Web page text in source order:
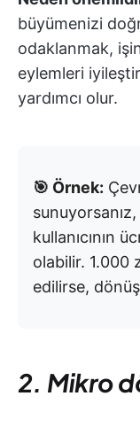
büyümenizi
odaklanmak,
eylemleri
yardımcı olur.
🎯 Örnek:
kullanıcının
olabilir. 1.000
edilirse,
2. Mikro